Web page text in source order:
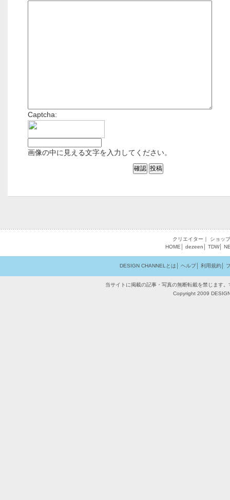
Captcha:
画像の中に見える文字を入力してください。
クリエイター
ショップ
HOME
dezeen TDW│
DESIGN CHANNELとは ヘルプ│ 利用規約│
当サイトに掲載の記事・写真の無断転載を禁じます
Copyright 2009